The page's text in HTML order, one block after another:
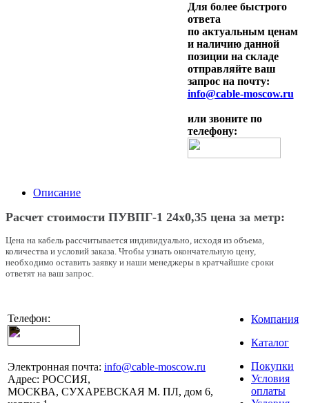
Для более быстрого
ответа
по актуальным ценам
и наличию данной
позиции на складе
отправляйте ваш
запрос на почту:
info@cable-moscow.ru
или звоните по
телефону:
Описание
Расчет стоимости ПУВПГ-1 24х0,35 цена за метр:
Цена на кабель рассчитывается индивидуально, исходя из объема,
количества и условий заказа. Чтобы узнать окончательную цену,
необходимо оставить заявку и наши менеджеры в кратчайшие сроки
ответят на ваш запрос.
Телефон:
Электронная почта: info@cable-moscow.ru
Адрес: РОССИЯ,
МОСКВА, СУХАРЕВСКАЯ М. ПЛ, дом 6,
Компания
Каталог
Покупки
Условия
оплаты